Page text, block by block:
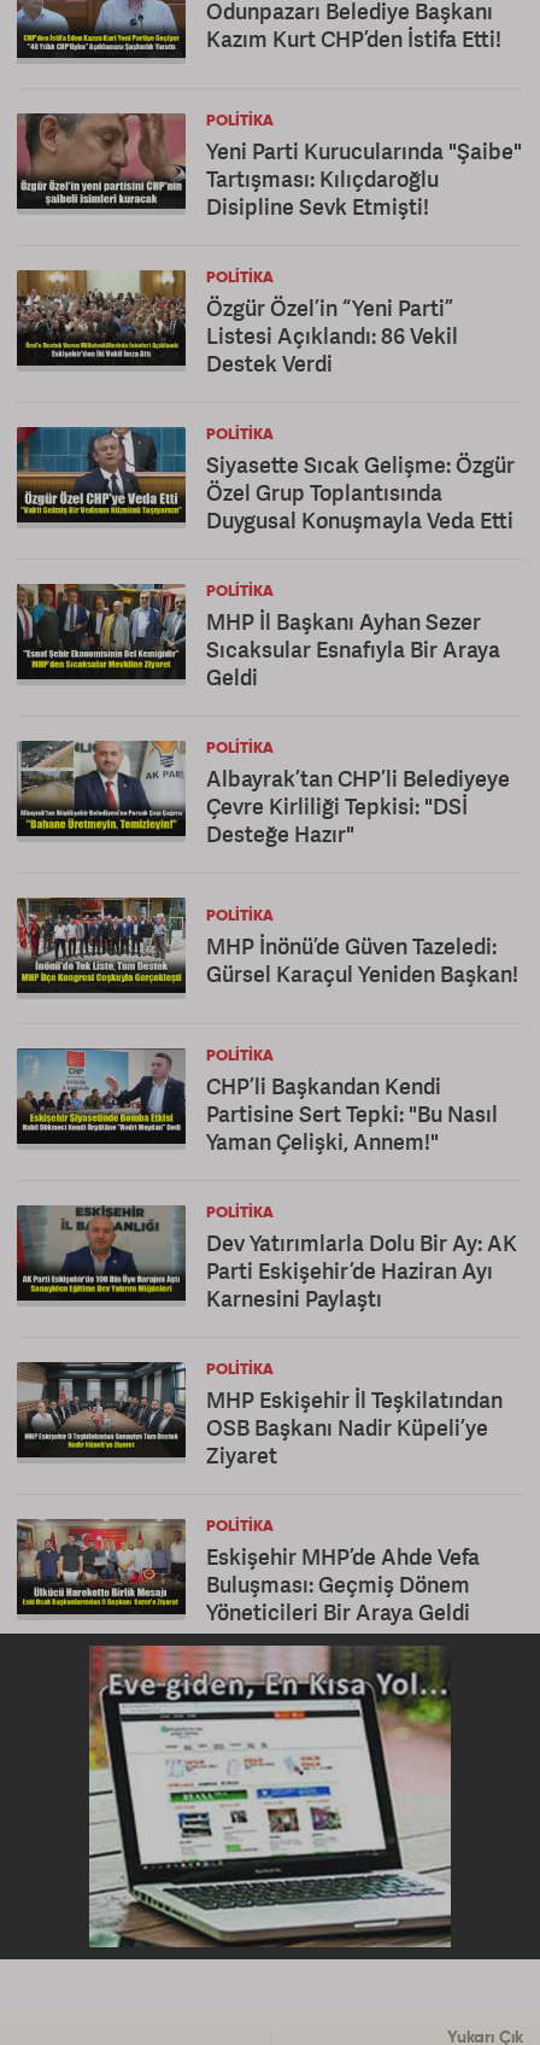
Odunpazarı Belediye Başkanı
Kazım Kurt CHP’den İstifa Etti!
POLITIKA
Yeni Parti Kurucularında "Şaibe"
Tartışması: Kılıçdaroğlu
Disipline Sevk Etmişti!
POLITIKA
Özgür Özel’in “Yeni Parti”
Listesi Açıklandı: 86 Vekil
Destek Verdi
POLITIKA
Siyasette Sıcak Gelişme: Özgür
Özel Grup Toplantısında
Duygusal Konuşmayla Veda Etti
POLITIKA
MHP İl Başkanı Ayhan Sezer
Sıcaksular Esnafıyla Bir Araya
Geldi
POLITIKA
Albayrak’tan CHP’li Belediyeye
Çevre Kirliliği Tepkisi: "DSİ
Desteğe Hazır"
POLITIKA
MHP İnönü’de Güven Tazeledi:
Gürsel Karaçul Yeniden Başkan!
POLITIKA
CHP’li Başkandan Kendi
Partisine Sert Tepki: "Bu Nasıl
Yaman Çelişki, Annem!"
POLITIKA
Dev Yatırımlarla Dolu Bir Ay: AK
Parti Eskişehir’de Haziran Ayı
Karnesini Paylaştı
POLITIKA
MHP Eskişehir İl Teşkilatından
OSB Başkanı Nadir Küpeli’ye
Ziyaret
POLITIKA
Eskişehir MHP’de Ahde Vefa
Buluşması: Geçmiş Dönem
Yöneticileri Bir Araya Geldi
Yukarı Çık